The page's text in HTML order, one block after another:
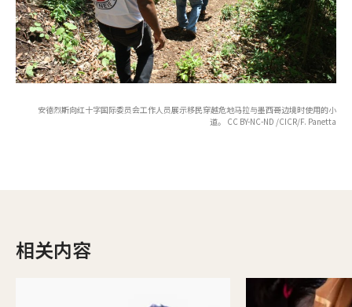
安德烈斯向红十字国际委员会工作人员展示移民穿越危地马拉与墨西哥边境时使用的小
道。 CC BY-NC-ND /CICR/F. Panetta
相关内容